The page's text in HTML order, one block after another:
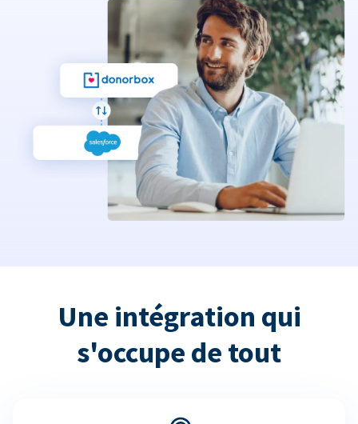
Une intégration qui
s'occupe de tout